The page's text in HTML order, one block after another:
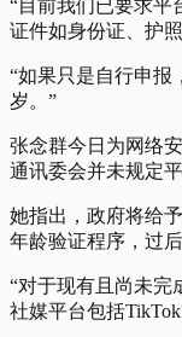
“目前我们已要求平
证件如身份证、护
“如果只是自行申报
岁。”
张念群今日为网络
通讯委会并未规定
她指出，政府将给
年龄验证程序，过
“对于现有且尚未完
社媒平台包括